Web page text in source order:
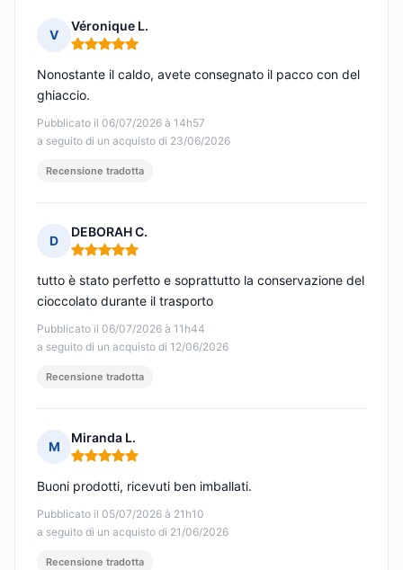
V
Véronique L.
Nota: 5 su 5
Pubblicato il 06/07/2026 à 14h57
a seguito di un acquisto di 23/06/2026
Nonostante il caldo, avete consegnato il pacco con del
ghiaccio.
Recensione tradotta
D
DEBORAH C.
Nota: 5 su 5
Pubblicato il 06/07/2026 à 11h44
a seguito di un acquisto di 12/06/2026
tutto è stato perfetto e soprattutto la conservazione del
cioccolato durante il trasporto
Recensione tradotta
M
Miranda L.
Nota: 5 su 5
Pubblicato il 05/07/2026 à 21h10
a seguito di un acquisto di 21/06/2026
Buoni prodotti, ricevuti ben imballati.
Recensione tradotta